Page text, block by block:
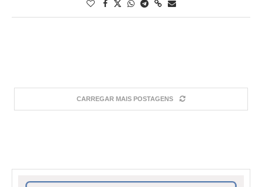
CARREGAR MAIS POSTAGENS